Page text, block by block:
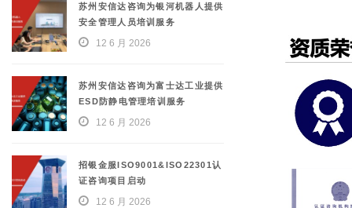
苏州安信达咨询为银河机器人提供
安全管理人员培训服务
12 6 月 2026
苏州安信达咨询为富士达工业提供
ESD防静电管理培训服务
12 6 月 2026
招银金服ISO9001&ISO22301认
证咨询项目启动
12 6 月 2026